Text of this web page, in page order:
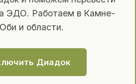
ЭДО. Работаем в Камне-
и области.
Диадок